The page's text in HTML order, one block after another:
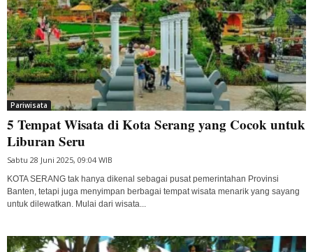
Pariwisata
5 Tempat Wisata di Kota Serang yang Cocok untuk
Liburan Seru
Sabtu 28 Juni 2025, 09:04 WIB
KOTA SERANG tak hanya dikenal sebagai pusat pemerintahan Provinsi
Banten, tetapi juga menyimpan berbagai tempat wisata menarik yang sayang
untuk dilewatkan. Mulai dari wisata...